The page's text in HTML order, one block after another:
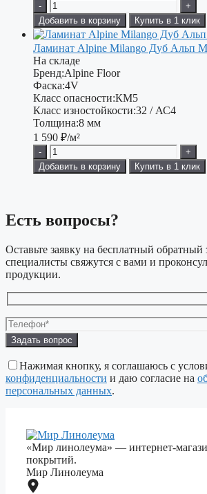
-
+
Добавить в корзину
Купить в 1 клик
Ламинат Alpine Milango Дуб Альп
На складе
Бренд:Alpine Floor
Фаска:4V
Класс опасности:КМ5
Класс изностойкости:32 / АС4
Толщина:8 мм
1 590 ₽/м²
-
+
Добавить в корзину
Купить в 1 клик
Есть вопросы?
Оставьте заявку на бесплатный
специалисты свяжутся с вами и
продукции.
Оставьте
это
поле
пустым.
Нажимая кнопку, я соглашаюсь с
конфиденциальности и даю согласие на
персональных данных.
«Мир линолеума» — интернет-
покрытий.
Мир Линолеума